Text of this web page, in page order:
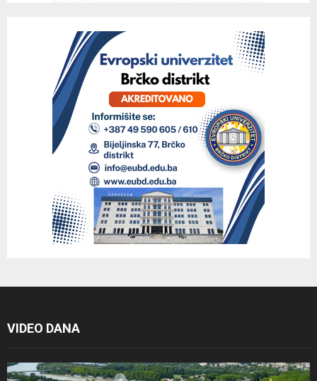
VIDEO DANA